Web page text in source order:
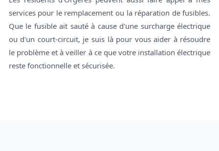
services pour le remplacement ou la réparation de fusibles.
Que le fusible ait sauté à cause d'une surcharge électrique
ou d'un court-circuit, je suis là pour vous aider à résoudre
le problème et à veiller à ce que votre installation électrique
reste fonctionnelle et sécurisée.